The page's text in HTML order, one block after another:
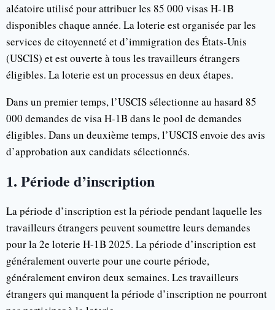
aléatoire utilisé pour attribuer les 85 000 visas H-1B
disponibles chaque année. La loterie est organisée par les
services de citoyenneté et d’immigration des États-Unis
(USCIS) et est ouverte à tous les travailleurs étrangers
éligibles. La loterie est un processus en deux étapes.
Dans un premier temps, l’USCIS sélectionne au hasard 85
000 demandes de visa H-1B dans le pool de demandes
éligibles. Dans un deuxième temps, l’USCIS envoie des avis
d’approbation aux candidats sélectionnés.
1. Période d’inscription
La période d’inscription est la période pendant laquelle les
travailleurs étrangers peuvent soumettre leurs demandes
pour la 2e loterie H-1B 2025. La période d’inscription est
généralement ouverte pour une courte période,
généralement environ deux semaines. Les travailleurs
étrangers qui manquent la période d’inscription ne pourront